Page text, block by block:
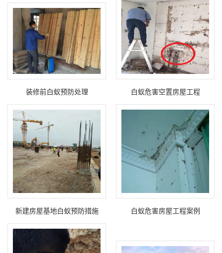
装修前白蚁预防处理 白蚁危害空置房屋工程
新建房屋基地白蚁预防措施 白蚁危害房屋工程案例